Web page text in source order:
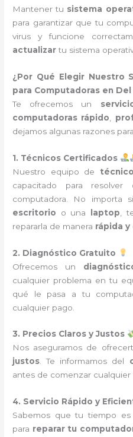
Mantener tu sistema
para garantizar que tu
virus y funcione
actualizartu sistema
¿Por Qué Elegir Nuestro
para Computadoras en Del
Te ofrecemos un
computadoras rápido
dejamos algunas razones
1. Técnicos Certificados
Nuestro equipo de
capacitado para
computadora. No importa
escritorio o una laptop ,
repararla de manera rápida
2. Diagnóstico Gratuito
Ofrecemos un
cualquier problema en tu
qué le pasa a tu
cualquier pago.
3. Precios Claros y Justos
Nos aseguramos de
justos. Te informamos del
antes de comenzar cualquier
4. Servicio Rápido y
Sabemos que tu tiempo es
para reparar tu